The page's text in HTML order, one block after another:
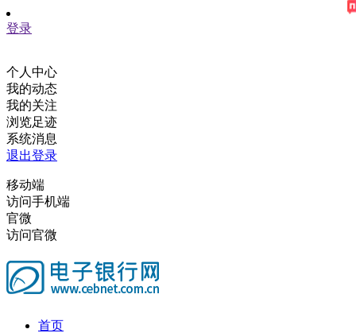
登录
个人中心
我的动态
我的关注
浏览足迹
系统消息
退出登录
移动端
访问手机端
官微
访问官微
首页